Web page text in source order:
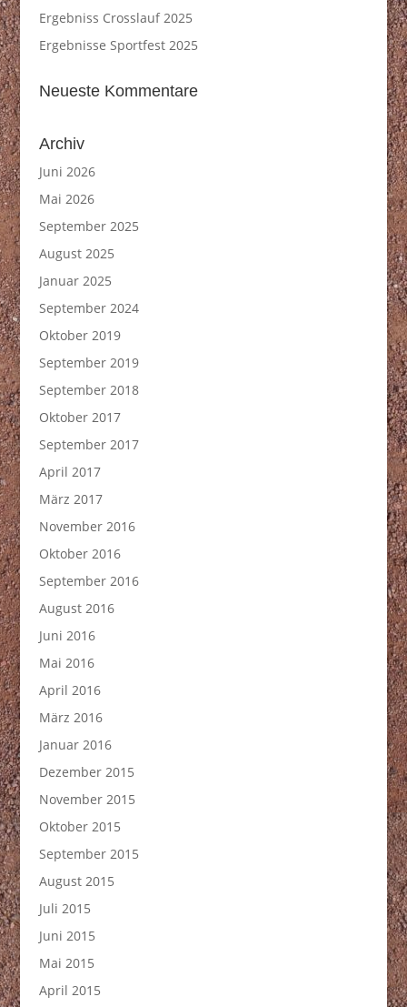
Ergebniss Crosslauf 2025
Ergebnisse Sportfest 2025
Neueste Kommentare
Archiv
Juni 2026
Mai 2026
September 2025
August 2025
Januar 2025
September 2024
Oktober 2019
September 2019
September 2018
Oktober 2017
September 2017
April 2017
März 2017
November 2016
Oktober 2016
September 2016
August 2016
Juni 2016
Mai 2016
April 2016
März 2016
Januar 2016
Dezember 2015
November 2015
Oktober 2015
September 2015
August 2015
Juli 2015
Juni 2015
Mai 2015
April 2015